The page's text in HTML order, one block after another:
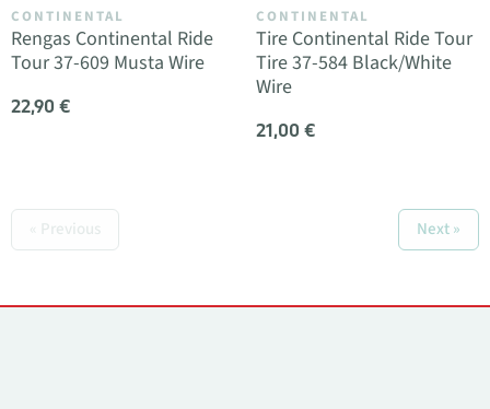
CONTINENTAL
Rengas Continental Ride
Tour 37-609 Musta Wire
22,90 €
CONTINENTAL
Tire Continental Ride Tour
Tire 37-584 Black/White
Wire
21,00 €
« Previous Next »